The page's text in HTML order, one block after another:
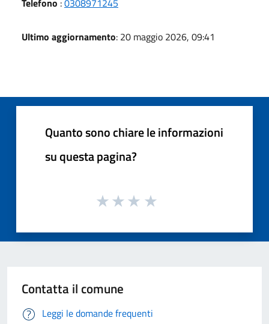
Ultimo aggiornamento: 20 maggio 2026, 09:41
Quanto sono chiare le informazioni
su questa pagina?
Contatta il comune
Leggi le domande frequenti